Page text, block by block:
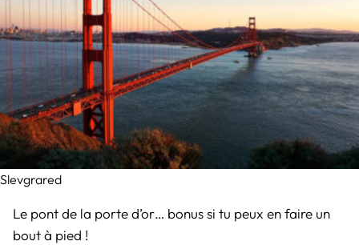
Slevgrared
Le pont de la porte d’or… bonus si tu peux en faire un
bout à pied !